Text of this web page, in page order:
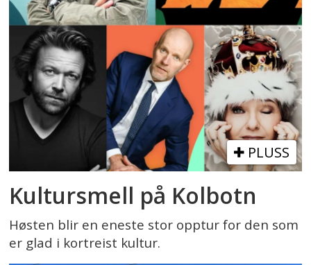
PLUSS
Kultursmell på Kolbotn
Høsten blir en eneste stor opptur for den som
er glad i kortreist kultur.